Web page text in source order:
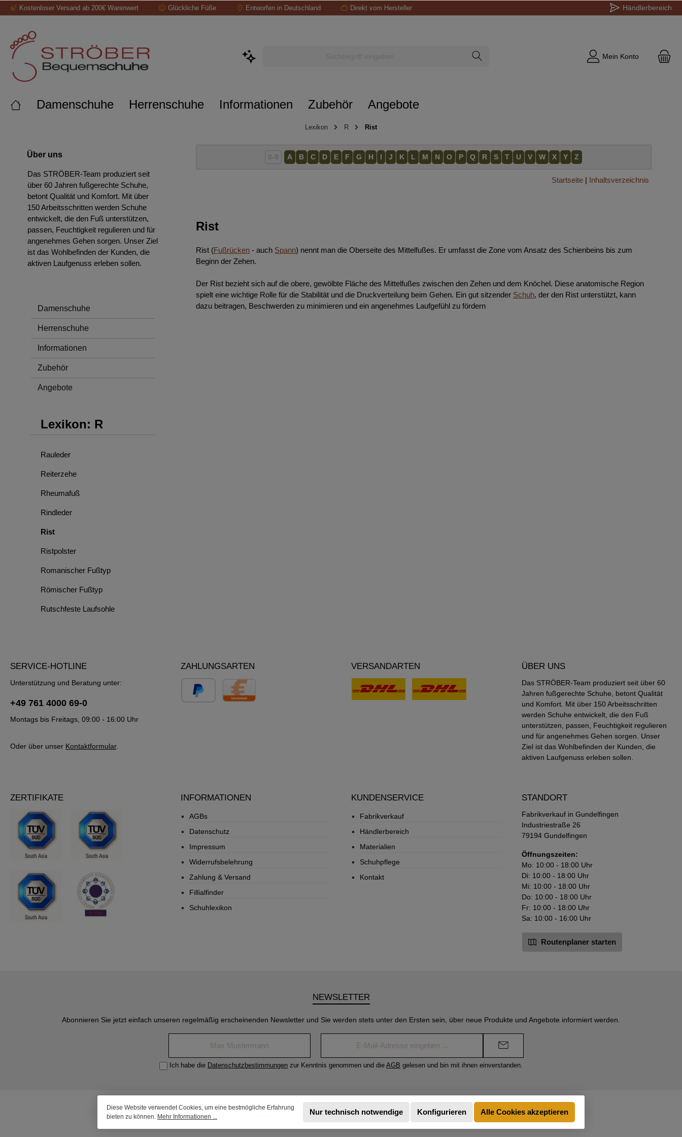
Zur Hauptnavigation springen
Kostenloser Versand ab 200€ Warenwert Glückliche Füße Entworfen in Deutschland Direkt vom Hersteller Händlerbereich
Mein Konto
Damenschuhe Herrenschuhe Informationen Zubehör Angebote
Lexikon R Rist
Über uns
Das STRÖBER-Team produziert seit
über 60 Jahren fußgerechte Schuhe,
betont Qualität und Komfort. Mit über
150 Arbeitsschritten werden Schuhe
entwickelt, die den Fuß unterstützen,
passen, Feuchtigkeit regulieren und für
angenehmes Gehen sorgen. Unser Ziel
ist das Wohlbefinden der Kunden, die
aktiven Laufgenuss erleben sollen.
Damenschuhe
Herrenschuhe
Informationen
Zubehör
Angebote
Lexikon: R
Rauleder
Reiterzehe
Rheumafuß
Rindleder
Rist
Ristpolster
Romanischer Fußtyp
Römischer Fußtyp
Rutschfeste Laufsohle
0-9 A B C D E F G H I J K L M N O P Q R S T U V W X Y Z
Startseite | Inhaltsverzeichnis
Rist
Rist (Fußrücken - auch Spann) nennt man die Oberseite des Mittelfußes. Er umfasst die Zone vom Ansatz des Schienbeins bis zum
Beginn der Zehen.
Der Rist bezieht sich auf die obere, gewölbte Fläche des Mittelfußes zwischen den Zehen und dem Knöchel. Diese anatomische Region
spielt eine wichtige Rolle für die Stabilität und die Druckverteilung beim Gehen. Ein gut sitzender Schuh, der den Rist unterstützt, kann
dazu beitragen, Beschwerden zu minimieren und ein angenehmes Laufgefühl zu fördern
SERVICE-HOTLINE
Unterstützung und Beratung unter:
+49 761 4000 69-0
Montags bis Freitags, 09:00 - 16:00 Uhr
Oder über unser Kontaktformular.
ZAHLUNGSARTEN VERSANDARTEN ÜBER UNS
Das STRÖBER-Team produziert seit über 60
Jahren fußgerechte Schuhe, betont Qualität
und Komfort. Mit über 150 Arbeitsschritten
werden Schuhe entwickelt, die den Fuß
unterstützen, passen, Feuchtigkeit regulieren
und für angenehmes Gehen sorgen. Unser
Ziel ist das Wohlbefinden der Kunden, die
aktiven Laufgenuss erleben sollen.
ZERTIFIKATE INFORMATIONEN
AGBs
Datenschutz
Impressum
Widerrufsbelehrung
Zahlung & Versand
Fillialfinder
Schuhlexikon
KUNDENSERVICE
Fabrikverkauf
Händlerbereich
Materialien
Schuhpflege
Kontakt
STANDORT
Fabrikverkauf in Gundelfingen
Industriestraße 26
79194 Gundelfingen
Öffnungszeiten:
Mo: 10:00 - 18:00 Uhr
Di: 10:00 - 18:00 Uhr
Mi: 10:00 - 18:00 Uhr
Do: 10:00 - 18:00 Uhr
Fr: 10:00 - 18:00 Uhr
Sa: 10:00 - 16:00 Uhr
Routenplaner starten
NEWSLETTER
Abonnieren Sie jetzt einfach unseren regelmäßig erscheinenden Newsletter und Sie werden stets unter den Ersten sein, über neue Produkte und Angebote informiert werden.
Mail-
Adresse*
Ich habe die Datenschutzbestimmungen zur Kenntnis genommen und die AGB gelesen und bin mit ihnen einverstanden.
* Alle Preise inkl. gesetzl. Mehrwertsteuer zzgl. Versandkostenund ggf. Nachnahmegebühren, wenn nicht anders angegeben.
© 2026 STRÖBER Shop - Alle Rechte vorbehalten.
Diese Website verwendet Cookies, um eine bestmögliche Erfahrung
bieten zu können. Mehr Informationen ...
Nur technisch notwendige Konfigurieren Alle Cookies akzeptieren